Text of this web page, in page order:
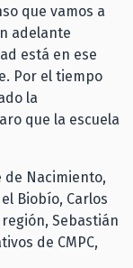
que vamos a
adelante
está en ese
Por el tiempo
la
que la escuela
de Nacimiento,
Biobío, Carlos
Sebastián
de CMPC,